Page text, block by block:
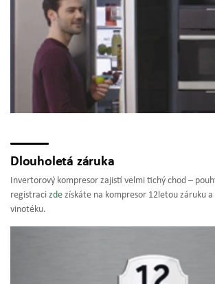
Dlouholetá záruka
Invertorový kompresor zajistí velmi tichý chod –⁠
registraci zde získáte na kompresor 12letou záruku
vinotéku.